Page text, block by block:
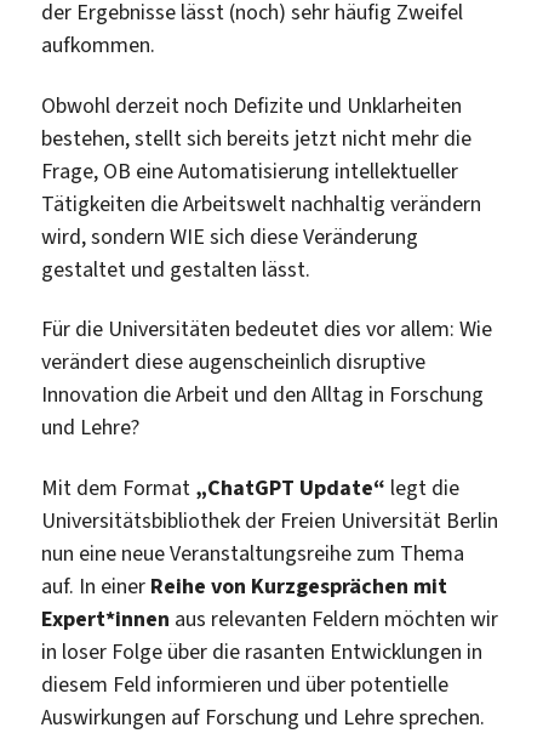
der Ergebnisse lässt (noch) sehr häufig Zweifel
aufkommen.
Obwohl derzeit noch Defizite und Unklarheiten
bestehen, stellt sich bereits jetzt nicht mehr die
Frage, OB eine Automatisierung intellektueller
Tätigkeiten die Arbeitswelt nachhaltig verändern
wird, sondern WIE sich diese Veränderung
gestaltet und gestalten lässt.
Für die Universitäten bedeutet dies vor allem: Wie
verändert diese augenscheinlich disruptive
Innovation die Arbeit und den Alltag in Forschung
und Lehre?
Mit dem Format „ChatGPT Update“ legt die
Universitätsbibliothek der Freien Universität Berlin
nun eine neue Veranstaltungsreihe zum Thema
auf. In einer Reihe von Kurzgesprächen mit
Expert*innen aus relevanten Feldern möchten wir
in loser Folge über die rasanten Entwicklungen in
diesem Feld informieren und über potentielle
Auswirkungen auf Forschung und Lehre sprechen.